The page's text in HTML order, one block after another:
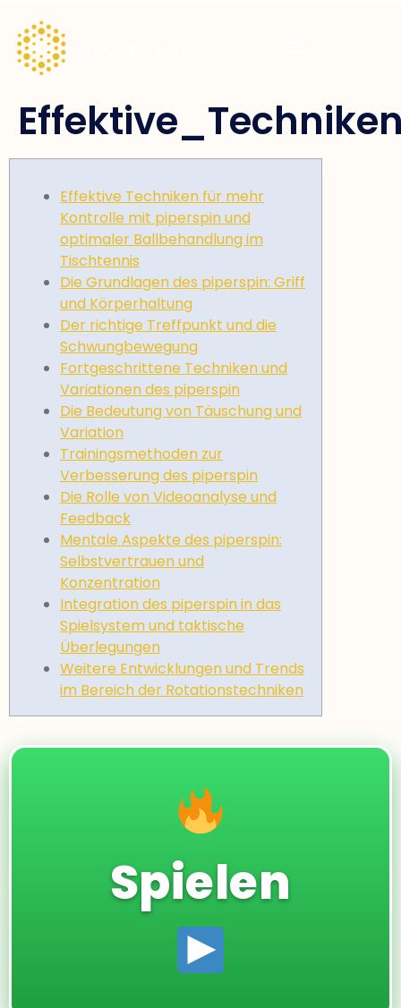
Effektive Techniken für mehr
Kontrolle mit piperspin und
optimaler Ballbehandlung im
Tischtennis
Die Grundlagen des piperspin: Griff
und Körperhaltung
Der richtige Treffpunkt und die
Schwungbewegung
Fortgeschrittene Techniken und
Variationen des piperspin
Die Bedeutung von Täuschung und
Variation
Trainingsmethoden zur
Verbesserung des piperspin
Die Rolle von Videoanalyse und
Feedback
Mentale Aspekte des piperspin:
Selbstvertrauen und
Konzentration
Integration des piperspin in das
Spielsystem und taktische
Überlegungen
Weitere Entwicklungen und Trends
im Bereich der Rotationstechniken
Spielen